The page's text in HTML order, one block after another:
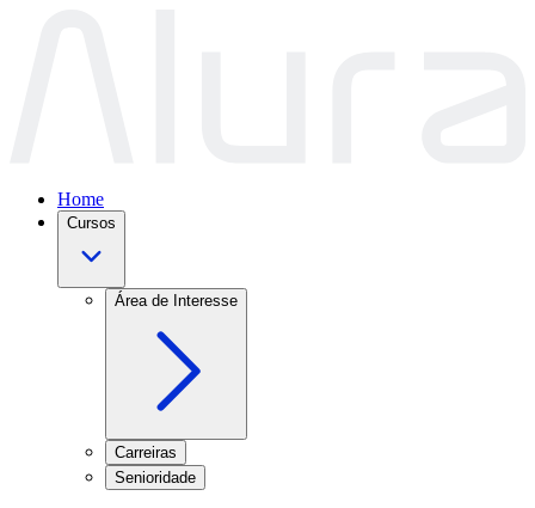
Home
Cursos
Área de Interesse
Carreiras
Senioridade